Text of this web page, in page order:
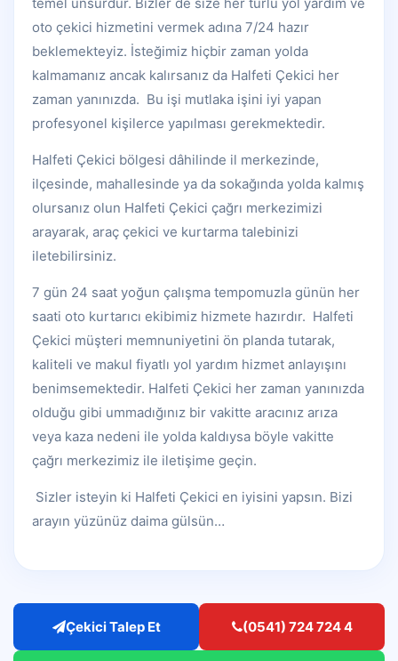
temel unsurdur. Bizler de size her türlü yol yardım ve
oto çekici hizmetini vermek adına 7/24 hazır
beklemekteyiz. İsteğimiz hiçbir zaman yolda
kalmamanız ancak kalırsanız da Halfeti Çekici her
zaman yanınızda. Bu işi mutlaka işini iyi yapan
profesyonel kişilerce yapılması gerekmektedir.
Halfeti Çekici bölgesi dâhilinde il merkezinde,
ilçesinde, mahallesinde ya da sokağında yolda kalmış
olursanız olun Halfeti Çekici çağrı merkezimizi
arayarak, araç çekici ve kurtarma talebinizi
iletebilirsiniz.
7 gün 24 saat yoğun çalışma tempomuzla günün her
saati oto kurtarıcı ekibimiz hizmete hazırdır. Halfeti
Çekici müşteri memnuniyetini ön planda tutarak,
kaliteli ve makul fiyatlı yol yardım hizmet anlayışını
benimsemektedir. Halfeti Çekici her zaman yanınızda
olduğu gibi ummadığınız bir vakitte aracınız arıza
veya kaza nedeni ile yolda kaldıysa böyle vakitte
çağrı merkezimiz ile iletişime geçin.
Sizler isteyin ki Halfeti Çekici en iyisini yapsın. Bizi
arayın yüzünüz daima gülsün…
Çekici Talep Et (0541) 724 724 4